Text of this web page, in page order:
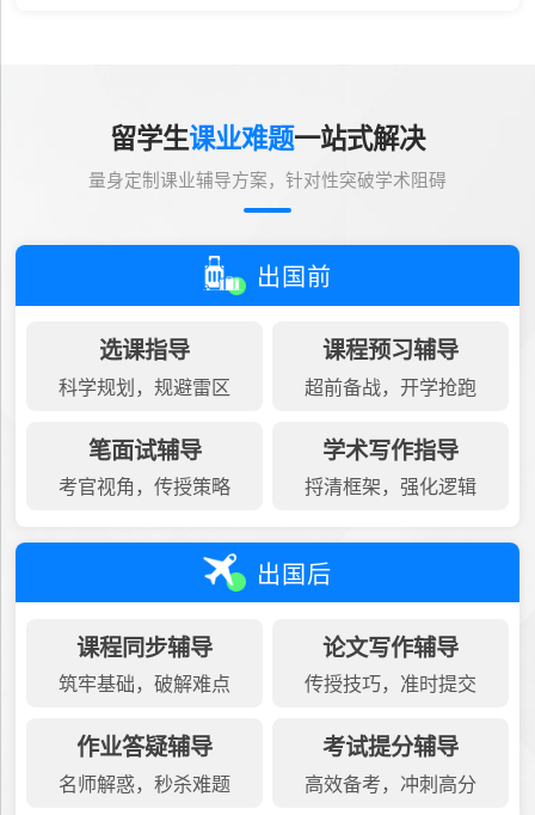
留学生课业难题一站式解决
量身定制课业辅导方案，针对性突破学术阻碍
出国前
选课指导
科学规划，规避雷区
课程预习辅导
超前备战，开学抢跑
笔面试辅导
考官视角，传授策略
学术写作指导
捋清框架，强化逻辑
出国后
课程同步辅导
筑牢基础，破解难点
论文写作辅导
传授技巧，准时提交
作业答疑辅导
名师解惑，秒杀难题
考试提分辅导
高效备考，冲刺高分